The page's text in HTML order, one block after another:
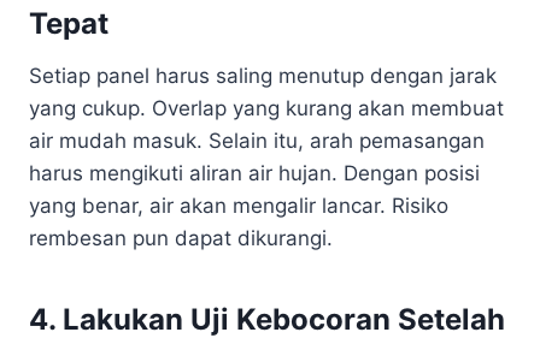
Tepat
Setiap panel harus saling menutup dengan jarak
yang cukup. Overlap yang kurang akan membuat
air mudah masuk. Selain itu, arah pemasangan
harus mengikuti aliran air hujan. Dengan posisi
yang benar, air akan mengalir lancar. Risiko
rembesan pun dapat dikurangi.
4. Lakukan Uji Kebocoran Setelah